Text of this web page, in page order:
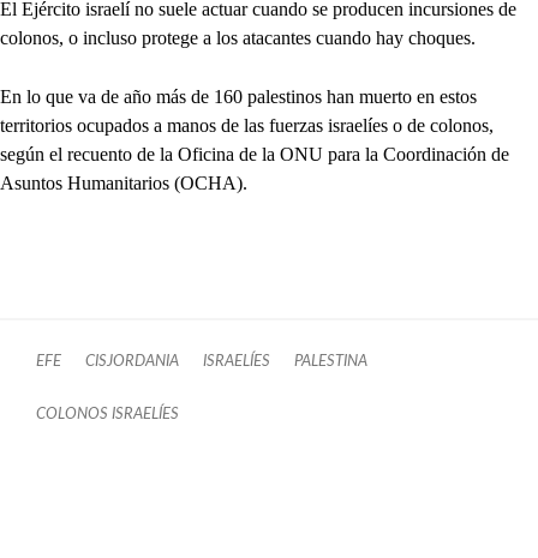
El Ejército israelí no suele actuar cuando se producen incursiones de
colonos, o incluso protege a los atacantes cuando hay choques.
En lo que va de año más de 160 palestinos han muerto en estos
territorios ocupados a manos de las fuerzas israelíes o de colonos,
según el recuento de la Oficina de la ONU para la Coordinación de
Asuntos Humanitarios (OCHA).
EFE CISJORDANIA ISRAELÍES PALESTINA
COLONOS ISRAELÍES